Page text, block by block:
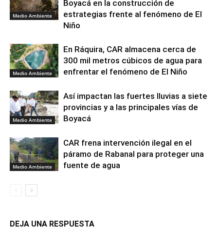
Medio Ambiente
Boyacá en la construcción de
estrategias frente al fenómeno de El
Niño
Medio Ambiente
En Ráquira, CAR almacena cerca de
300 mil metros cúbicos de agua para
enfrentar el fenómeno de El Niño
Medio Ambiente
Así impactan las fuertes lluvias a siete
provincias y a las principales vías de
Boyacá
Medio Ambiente
CAR frena intervención ilegal en el
páramo de Rabanal para proteger una
fuente de agua
DEJA UNA RESPUESTA